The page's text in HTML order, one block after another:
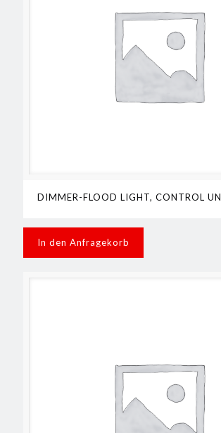
DIMMER-FLOOD LIGHT, CONTROL UN
In den Anfragekorb